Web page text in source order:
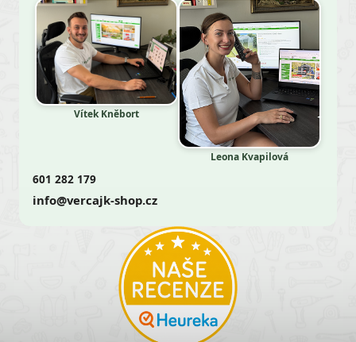
Vítek Kněbort
Leona Kvapilová
601 282 179
info@vercajk-shop.cz